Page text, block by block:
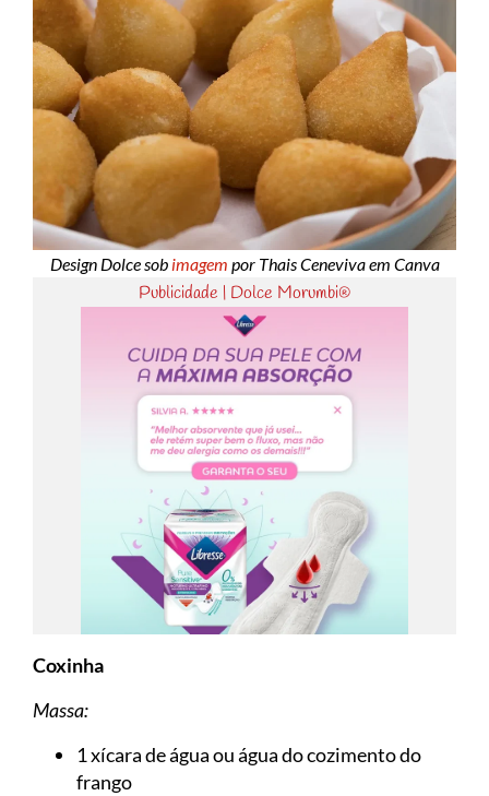
Design Dolce sob imagem por Thais Ceneviva em Canva
Publicidade | Dolce Morumbi®
Coxinha
Massa:
1 xícara de água ou água do cozimento do
frango